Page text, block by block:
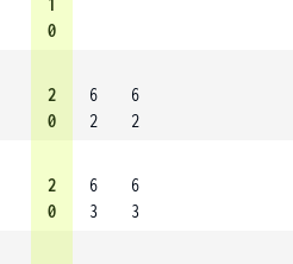
1
0
2
0
6
2
6
2
2
0
6
3
6
3